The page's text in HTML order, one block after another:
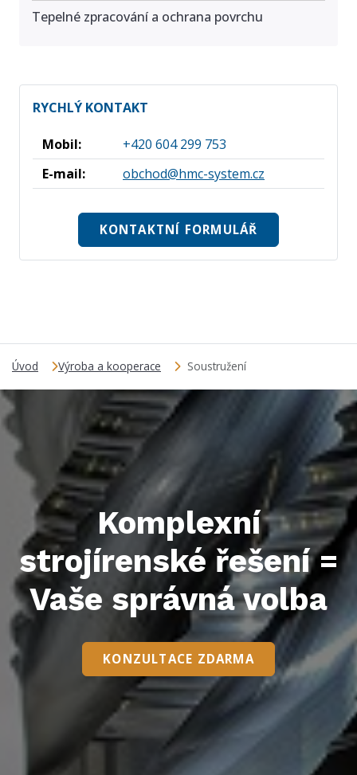
Tepelné zpracování a ochrana povrchu
RYCHLÝ KONTAKT
Mobil:
+420 604 299 753
E-mail:
obchod@hmc-system.cz
KONTAKTNÍ FORMULÁŘ
Úvod Výroba a kooperace Soustružení
Komplexní
strojírenské řešení =
Vaše správná volba
KONZULTACE ZDARMA